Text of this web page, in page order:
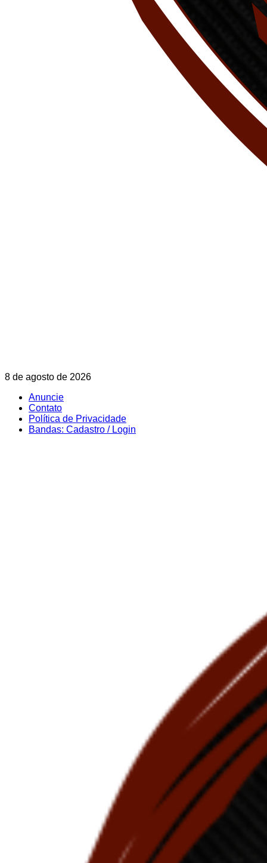
Skip
content
8 de agosto de 2026
Anuncie
Contato
Política de Privacidade
Bandas: Cadastro / Login